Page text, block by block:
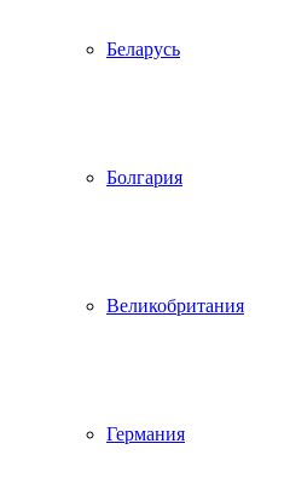
Беларусь
Болгария
Великобритания
Германия